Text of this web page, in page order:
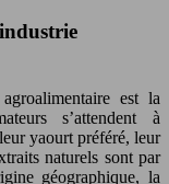
est la
s’attendent à
yaourt préféré, leur
naturels sont par
géographique, la